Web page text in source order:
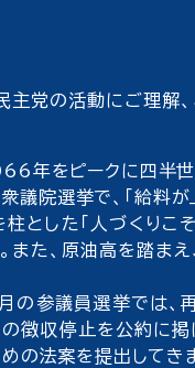
党の活動にご理解、
年をピークに四半世
議院選挙で、「給料が
とした「人づくりこ
また、原油高を踏ま
参議員選挙では、
の徴収停止を公約に
の法案を提出してきま